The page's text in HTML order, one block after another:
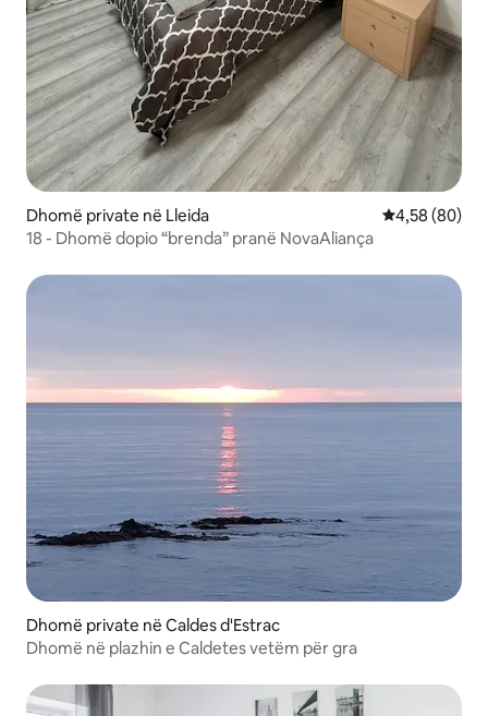
Dhomë private në Lleida Vlerësimi
4,58 (80)
18 - Dhomë dopio “brenda” pranë NovaAliança
Dhomë private në Caldes d'Estrac
Dhomë në plazhin e Caldetes vetëm për gra